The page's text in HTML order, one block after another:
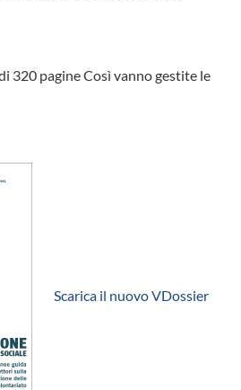
320 pagine Così vanno gestite le
Scarica il nuovo VDossier